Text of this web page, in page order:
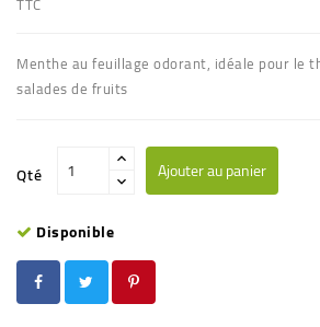
Menthe au feuillage odorant, idéale pour le
salades de fruits
Qté Ajouter au panier
Disponible